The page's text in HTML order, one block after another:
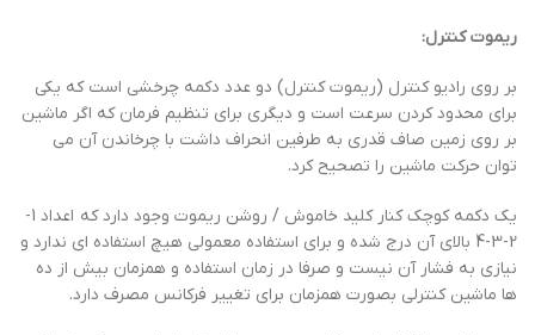
ریموت کنترل:
بر روی رادیو کنترل (ریموت کنترل) دو عدد دکمه چرخشی است که یکی
برای محدود کردن سرعت است و دیگری برای تنظیم فرمان که اگر ماشین
بر روی زمین صاف قدری به طرفین انحراف داشت با چرخاندن آن می
توان حرکت ماشین را تصحیح کرد.
یک دکمه کوچک کنار کلید خاموش / روشن ریموت وجود دارد که اعداد 1-
2-3-4 بالای آن درج شده و برای استفاده معمولی هیچ استفاده ای ندارد و
نیازی به فشار آن نیست و صرفا در زمان استفاده و همزمان بیش از ده
ها ماشین کنترلی بصورت همزمان برای تغییر فرکانس مصرف دارد.